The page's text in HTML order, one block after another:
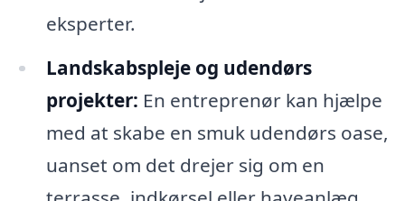
eksperter.
Landskabspleje og udendørs
projekter: En entreprenør kan hjælpe
med at skabe en smuk udendørs oase,
uanset om det drejer sig om en